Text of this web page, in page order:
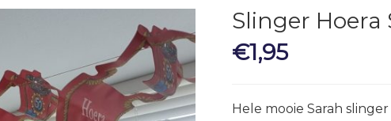
Slinger Hoera
€1,95
Hele mooie Sarah